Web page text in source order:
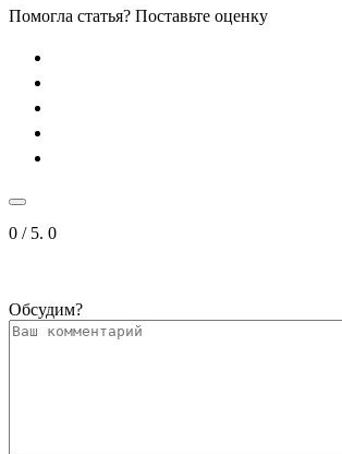
Помогла статья? Поставьте оценку
0 / 5. 0
Обсудим?